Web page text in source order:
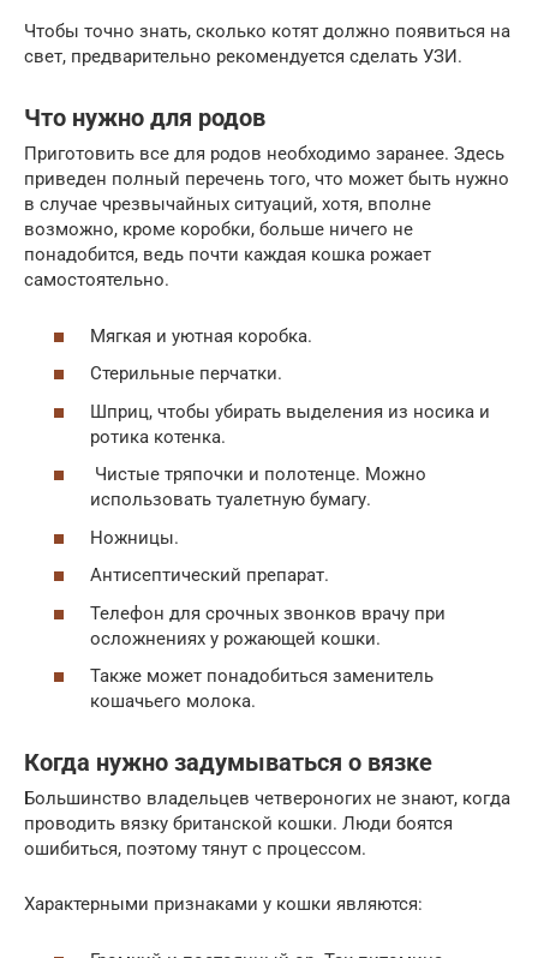
Чтобы точно знать, сколько котят должно появиться на
свет, предварительно рекомендуется сделать УЗИ.
Что нужно для родов
Приготовить все для родов необходимо заранее. Здесь
приведен полный перечень того, что может быть нужно
в случае чрезвычайных ситуаций, хотя, вполне
возможно, кроме коробки, больше ничего не
понадобится, ведь почти каждая кошка рожает
самостоятельно.
Мягкая и уютная коробка.
Стерильные перчатки.
Шприц, чтобы убирать выделения из носика и
ротика котенка.
Чистые тряпочки и полотенце. Можно
использовать туалетную бумагу.
Ножницы.
Антисептический препарат.
Телефон для срочных звонков врачу при
осложнениях у рожающей кошки.
Также может понадобиться заменитель
кошачьего молока.
Когда нужно задумываться о вязке
Большинство владельцев четвероногих не знают, когда
проводить вязку британской кошки. Люди боятся
ошибиться, поэтому тянут с процессом.
Характерными признаками у кошки являются: